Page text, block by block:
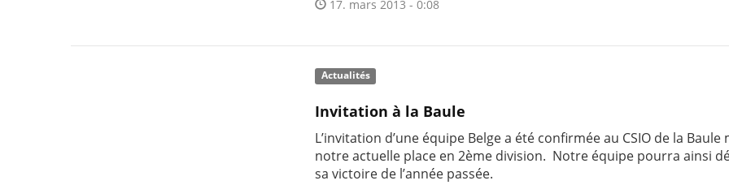
17. mars 2013 - 0:08
Actualités
Invitation à la Baule
L’invitation d’une équipe Belge a été confirmée au CSIO de la Baule
notre actuelle place en 2ème division. Notre équipe pourra ainsi
sa victoire de l’année passée.